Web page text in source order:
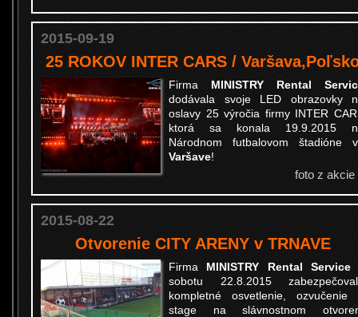
2015-09-19
25 ROKOV INTER CARS /
Firma
MINISTRY Rental
dodávala svoje LED obrazovky
oslavy25 výročia firmy INTER
ktorá sa konala 19.9.2015
Národnom futbalovom štadióne
Varšave!
foto z akcie
2015-08-22
Otvorenie CITY ARENY v TRNAVE
FirmaMINISTRY Rental Service
sobotu 22.8.2015
kompletné osvetlenie, ozvučenie
stage na slávnostnom